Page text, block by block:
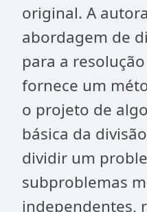
original. A
abordagem de
para a
fornece um
o projeto de
básica da
dividir um
subproblemas
independentes,